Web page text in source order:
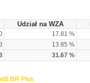
Udział na WZA
17.81 %
13.85 %
31.67 %
BR Plus